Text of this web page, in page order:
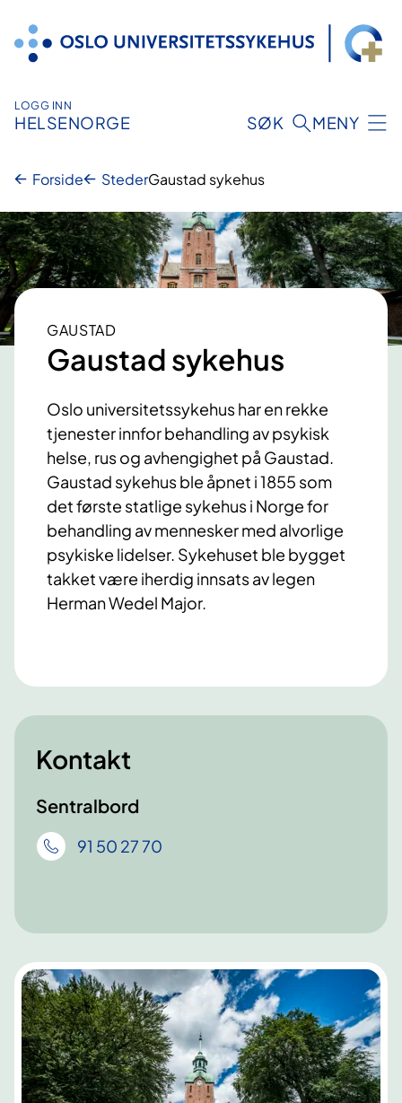
innhold
LOGG INN
HELSENORGE SØK MENY
Forside StederGaustad sykehus
GAUSTAD
Gaustad sykehus
Oslo universitetssykehus har en rekke
tjenester innfor behandling av psykisk
helse, rus og avhengighet på Gaustad.
Gaustad sykehus ble åpnet i 1855 som
det første statlige sykehus i Norge for
behandling av mennesker med alvorlige
psykiske lidelser. Sykehuset ble bygget
takket være iherdig innsats av legen
Herman Wedel Major.
Kontakt
Sentralbord
91 50 27 70